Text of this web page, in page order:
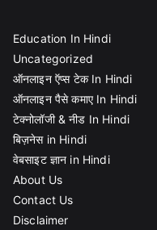
Education In Hindi
Uncategorized
ऑनलाइन ऍप्स टेक In Hindi
ऑनलाइन पैसे कमाए In Hindi
टेक्नोलॉजी & नीड In Hindi
बिज़नेस in Hindi
वेबसाइट ज्ञान in Hindi
About Us
Contact Us
Disclaimer